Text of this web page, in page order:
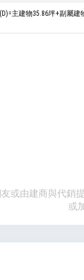
主建物35.86坪+副屬建
或由建商與代
或